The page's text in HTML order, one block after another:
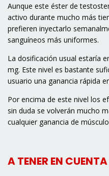
Aunque este éster de
activo durante mucho más
prefieren inyectarlo
sanguíneos más uniformes.
La dosificación usual estaría
mg. Este nivel es bastante
usuario una ganancia rápida
Por encima de este nivel los
sin duda se volverán mucho
cualquier ganancia de
A TENER EN CUENTA